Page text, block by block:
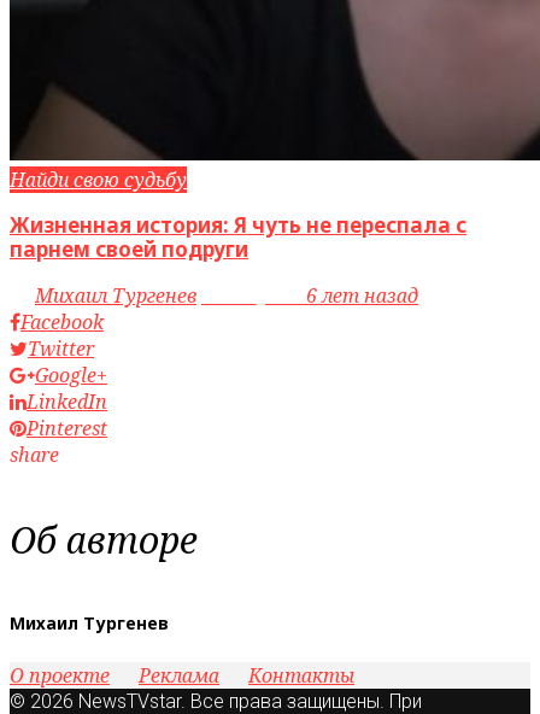
Найди свою судьбу
Жизненная история: Я чуть не переспала с
парнем своей подруги
byМихаил Тургенев
6 лет назад
Facebook
Twitter
Google+
LinkedIn
Pinterest
share
Об авторе
Михаил Тургенев
О проекте Реклама Контакты
© 2026 NewsTVstar. Все права защищены. При